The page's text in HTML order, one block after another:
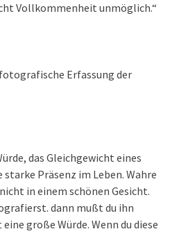
Vollkommenheit unmöglich.“
Erfassung der
das Gleichgewicht eines
starke Präsenz im Leben. Wahre
in einem schönen Gesicht.
dann mußt du ihn
große Würde. Wenn du diese